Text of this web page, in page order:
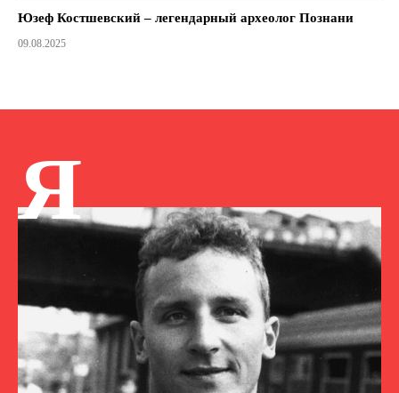
Юзеф Костшевский – легендарный археолог Познани
09.08.2025
Я